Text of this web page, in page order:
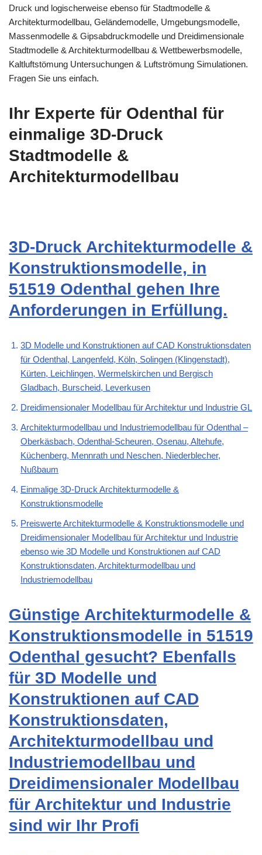
Druck und logischerweise ebenso für Stadtmodelle &
Architekturmodellbau, Geländemodelle, Umgebungsmodelle,
Massenmodelle & Gipsabdruckmodelle und Dreidimensionale
Stadtmodelle & Architekturmodellbau & Wettbewerbsmodelle,
Kaltluftstömung Untersuchungen & Luftströmung Simulationen.
Fragen Sie uns einfach.
Ihr Experte für Odenthal für
einmalige 3D-Druck
Stadtmodelle &
Architekturmodellbau
3D-Druck Architekturmodelle &
Konstruktionsmodelle, in
51519 Odenthal gehen Ihre
Anforderungen in Erfüllung.
3D Modelle und Konstruktionen auf CAD Konstruktionsdaten
für Odenthal, Langenfeld, Köln, Solingen (Klingenstadt),
Kürten, Leichlingen, Wermelskirchen und Bergisch
Gladbach, Burscheid, Leverkusen
Dreidimensionaler Modellbau für Architektur und Industrie GL
Architekturmodellbau und Industriemodellbau für Odenthal –
Oberkäsbach, Odenthal-Scheuren, Osenau, Altehufe,
Küchenberg, Mennrath und Neschen, Niederblecher,
Nußbaum
Einmalige 3D-Druck Architekturmodelle &
Konstruktionsmodelle
Preiswerte Architekturmodelle & Konstruktionsmodelle und
Dreidimensionaler Modellbau für Architektur und Industrie
ebenso wie 3D Modelle und Konstruktionen auf CAD
Konstruktionsdaten, Architekturmodellbau und
Industriemodellbau
Günstige Architekturmodelle &
Konstruktionsmodelle in 51519
Odenthal gesucht? Ebenfalls
für 3D Modelle und
Konstruktionen auf CAD
Konstruktionsdaten,
Architekturmodellbau und
Industriemodellbau und
Dreidimensionaler Modellbau
für Architektur und Industrie
sind wir Ihr Profi